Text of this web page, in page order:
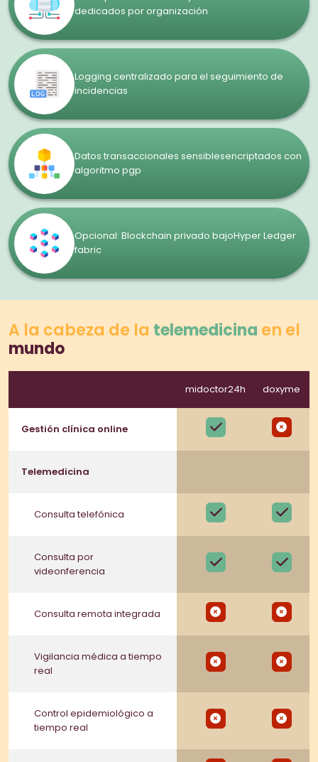
dedicados por organización
Logging centralizado para el seguimiento de
incidencias
Datos transaccionales sensiblesencriptados con
algoritmo pgp
Opcional: Blockchain privado bajoHyper Ledger
fabric
A la cabeza de la telemedicina en el
mundo
midoctor24h doxyme
Gestión clínica online
Telemedicina
Consulta telefónica
Consulta por
videonferencia
Consulta remota integrada
Vigilancia médica a tiempo
real
Control epidemiológico a
tiempo real